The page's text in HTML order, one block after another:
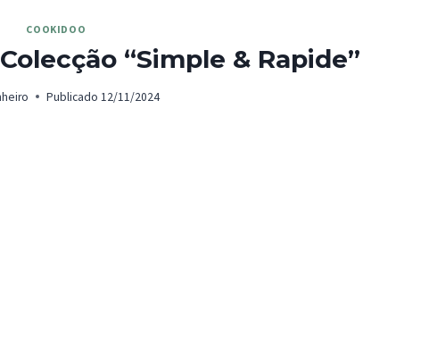
COOKIDOO
“Simple & Rapide”
Publicado 12/11/2024